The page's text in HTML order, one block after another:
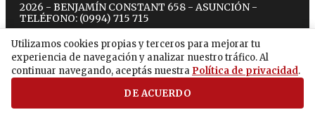
Utilizamos cookies propias y terceros para mejorar tu
experiencia de navegación y analizar nuestro tráfico. Al
continuar navegando, aceptás nuestra Política de privacidad.
DE ACUERDO
2026 - BENJAMÍN CONSTANT 658 - ASUNCIÓN -
TELÉFONO: (0994) 715 715
twitterinstagram
facebook
tiktokyoutubespotify